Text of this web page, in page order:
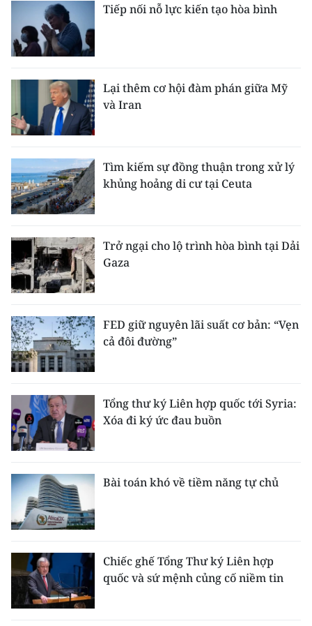
Tiếp nối nỗ lực kiến tạo hòa bình
Lại thêm cơ hội đàm phán giữa Mỹ
và Iran
Tìm kiếm sự đồng thuận trong xử lý
khủng hoảng di cư tại Ceuta
Trở ngại cho lộ trình hòa bình tại Dải
Gaza
FED giữ nguyên lãi suất cơ bản: “Vẹn
cả đôi đường”
Tổng thư ký Liên hợp quốc tới Syria:
Xóa đi ký ức đau buồn
Bài toán khó về tiềm năng tự chủ
Chiếc ghế Tổng Thư ký Liên hợp
quốc và sứ mệnh củng cố niềm tin